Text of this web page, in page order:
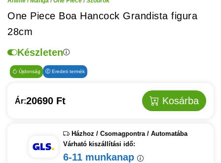
One Piece Boa Hancock Grandista figura
28cm
Készleten
Újdonság Eredeti termék
Ár:20690 Ft Kosárba
Házhoz / Csomagpontra / Automatába
Várható kiszállítási idő:
6-11 munkanap